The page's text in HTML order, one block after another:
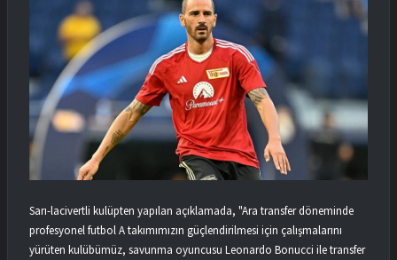
Sarı-lacivertli kulüpten yapılan açıklamada, "Ara transfer döneminde
profesyonel futbol A takımımızın güçlendirilmesi için çalışmalarını
yürüten kulübümüz, savunma oyuncusu Leonardo Bonucci ile transfer